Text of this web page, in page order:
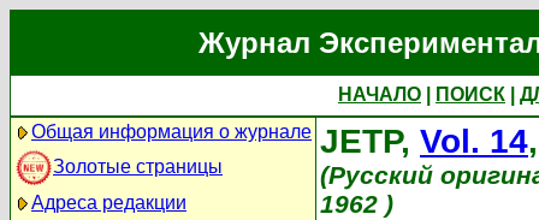
Журнал
НАЧАЛО ПОИСК
Общая информация о журнале
Золотые страницы
Адреса редакции
JETP, Vol. 14
(Русский
1962 )